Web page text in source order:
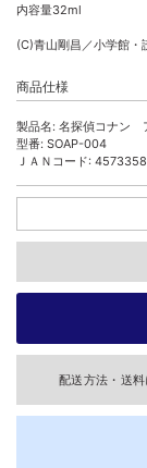
内容量32ml
(C)青山剛昌／小学館
商品仕様
製品名: 名探偵コナン
型番: SOAP-004
ＪＡＮコード:
配送方法・送